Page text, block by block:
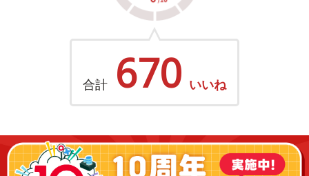
合計 670 いいね